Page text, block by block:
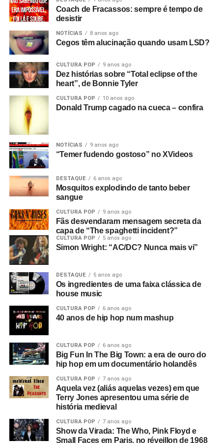
Coach de Fracassos: sempre é tempo de
desistir
NOTÍCIAS 8 anos ago
Cegos têm alucinação quando usam LSD?
CULTURA POP 9 anos ago
Dez histórias sobre “Total eclipse of the
heart”, de Bonnie Tyler
CULTURA POP 10 anos ago
Donald Trump cagado na cueca – confira
NOTÍCIAS 9 anos ago
“Temer fudendo gostoso” no XVideos
DESTAQUE 6 anos ago
Mosquitos explodindo de tanto beber
sangue
CULTURA POP 9 anos ago
Fãs desvendaram mensagem secreta da
capa de “The spaghetti incident?”
CULTURA POP 5 anos ago
Simon Wright: “AC/DC? Nunca mais vi”
DESTAQUE 5 anos ago
Os ingredientes de uma faixa clássica de
house music
CULTURA POP 6 anos ago
40 anos de hip hop num mashup
CULTURA POP 6 anos ago
Big Fun In The Big Town: a era de ouro do
hip hop em um documentário holandês
CULTURA POP 7 anos ago
Aquela vez (aliás aquelas vezes) em que
Terry Jones apresentou uma série de
história medieval
CULTURA POP 7 anos ago
Show da Virada: The Who, Pink Floyd e
Small Faces em Paris, no réveillon de 1968